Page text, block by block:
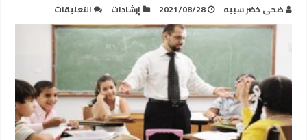
ضحى خضر سبيه 2021/08/28 إرشادات التعليقات
المعلم
المشرف
ودوره
الريادي
في
نموذج
تطوير
المدارس